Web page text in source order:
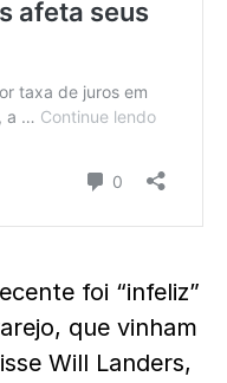
foi “infeliz”
que vinham
Will Landers,